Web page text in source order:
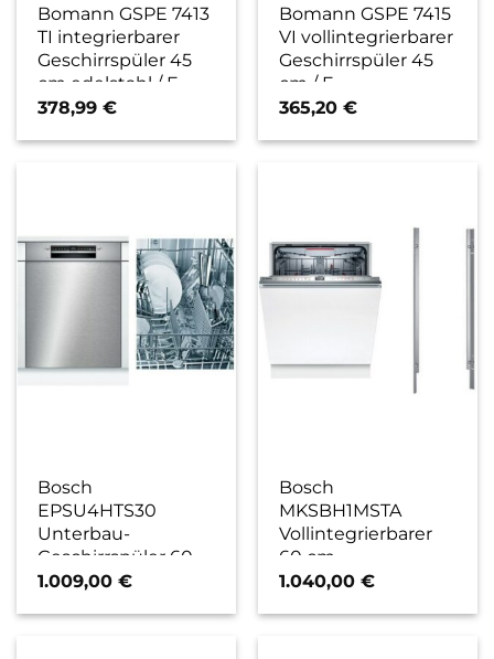
Bomann GSPE 7413
TI integrierbarer
Geschirrspüler 45
cm edelstahl / E
378,99€
Bomann GSPE 7415
VI vollintegrierbarer
Geschirrspüler 45
cm / E
365,20€
Bosch
EPSU4HTS30
Unterbau-
Geschirrspüler 60
cm bestehend aus
SMZ5000 edelstahl
1.009,00€
Bosch
MKSBH1MSTA
Vollintegrierbarer
60 cm
Geschirrspüler
SBH6TCX01E +
1.040,00€